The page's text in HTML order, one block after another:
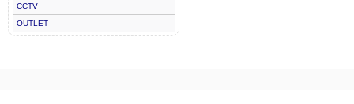
CCTV
OUTLET